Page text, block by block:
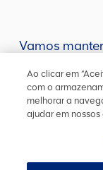
Vamos
contatoconosco
Ao clicar em
com o
melhorar a
ajudar em